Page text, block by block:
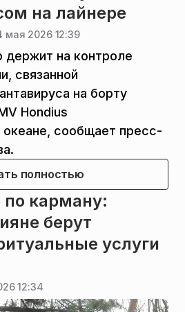
на лайнере
мая 2026 12:39
держит на контроле
связанной
на борту
Hondius
сообщает пресс-
полностью
карману:
берут
услуги
12:34